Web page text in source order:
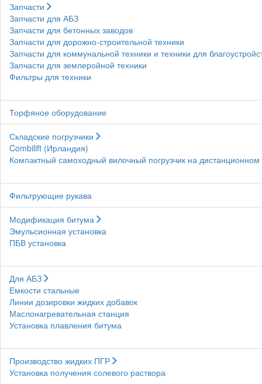
Запчасти
Запчасти для АБЗ
Запчасти для бетонных заводов
Запчасти для дорожно-строительной техники
Запчасти для коммунальной техники и техники для
Запчасти для землеройной техники
Фильтры для техники
Торфяное оборудование
Складские погрузчики
Combilift (Ирландия)
Компактный самоходный вилочный погрузчик на
Фильтрующие рукава
Модификация битума
Эмульсионная установка
ПБВ установка
Для АБЗ
Емкости стальные
Линии дозировки жидких добавок
Маслонагревательная станция
Установка плавления битума
Производство жидких ПГР
Установка получения солевого раствора